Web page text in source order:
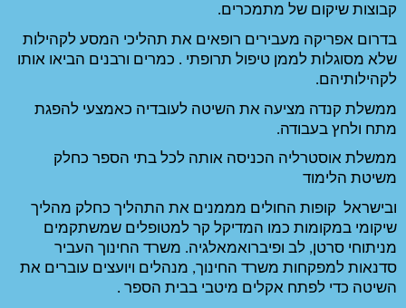
בדרום אפריקה מעבירים רופאים את תהליכי המסע לקהילות
שלא מסוגלות לממן טיפול תרופתי . כמרים ורבנים הביאו אותו
ממשלת קנדה מציעה את השיטה לעובדיה כאמצעי להפגת
ממשלת אוסטרליה הכניסה אותה לכל בתי הספר כחלק
ובישראל  קופות החולים מממנים את התהליך כחלק מהליך
שיקומי במקומות כמו המדיקל קר למטופלים שמשתקמים
מניתוחי סרטן, לב ופיברואמאלגיה. משרד החינוך העביר
סדנאות למפקחות משרד החינוך, מנהלים ויועצים עוברים את
בבית הספר .